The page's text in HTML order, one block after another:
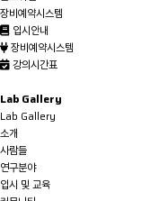
장비예약시스템
입시안내
장비예약시스템
강의시간표
Lab Gallery
Lab Gallery
소개
사람들
연구분야
입시 및 교육